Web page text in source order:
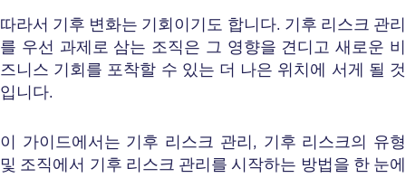
따라서 기후 변화는 기회이기도 합니다. 기후 리스크 관리
를 우선 과제로 삼는 조직은 그 영향을 견디고 새로운 비
즈니스 기회를 포착할 수 있는 더 나은 위치에 서게 될 것
입니다.
이 가이드에서는 기후 리스크 관리, 기후 리스크의 유형
및 조직에서 기후 리스크 관리를 시작하는 방법을 한 눈에